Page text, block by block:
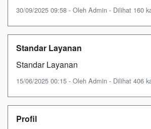
30/09/2025 09:58 - Oleh Admin - Dilihat 160
Standar Layanan
Standar Layanan
15/06/2025 00:15 - Oleh Admin - Dilihat 406
Profil